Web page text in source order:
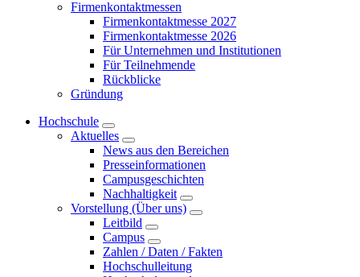
Firmenkontaktmessen
Firmenkontaktmesse 2027
Firmenkontaktmesse 2026
Für Unternehmen und Institutionen
Für Teilnehmende
Rückblicke
Gründung
Hochschule
Aktuelles
News aus den Bereichen
Presseinformationen
Campusgeschichten
Nachhaltigkeit
Vorstellung (Über uns)
Leitbild
Campus
Zahlen / Daten / Fakten
Hochschulleitung